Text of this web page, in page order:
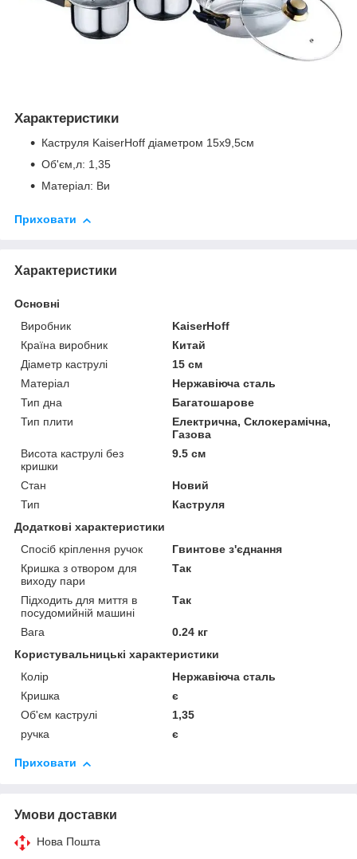
Характеристики
Каструля KaiserHoff діаметром 15х9,5см
Об'єм,л: 1,35
Матеріал: Ви
Приховати
Характеристики
Основні
Виробник
KaiserHoff
Країна виробник
Китай
Діаметр каструлі
15 см
Матеріал
Нержавіюча сталь
Тип дна
Багатошарове
Тип плити
Електрична, Склокерамічна,
Газова
Висота каструлі без
кришки
9.5 см
Стан
Новий
Тип
Каструля
Додаткові характеристики
Спосіб кріплення ручок
Гвинтове з'єднання
Кришка з отвором для
виходу пари
Так
Підходить для миття в
посудомийній машині
Так
Вага
0.24 кг
Користувальницькі характеристики
Колір
Нержавіюча сталь
Кришка
є
Об'єм каструлі
1,35
ручка
є
Приховати
Умови доставки
Нова Пошта